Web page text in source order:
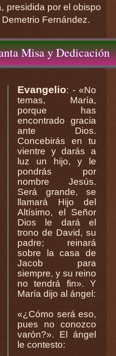
presidida por el obispo
Fernández.
Misa y Dedicación
Evangelio: - «No
temas, María,
porque has
encontrado gracia
ante Dios.
Concebirás en tu
vientre y darás a
luz un hijo, y le
pondrás por
nombre Jesús.
Será grande, se
llamará Hijo del
Altísimo, el Señor
Dios le dará el
trono de David, su
padre; reinará
sobre la casa de
Jacob para
siempre, y su reino
no tendrá fin». Y
María dijo al ángel:
«¿Cómo será eso,
pues no conozco
varón?». El ángel
le contesto: